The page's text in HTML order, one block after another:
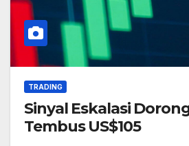
TRADING
Sinyal Eskalasi
Tembus US$105